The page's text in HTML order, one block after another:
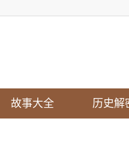
故事大全 历史解